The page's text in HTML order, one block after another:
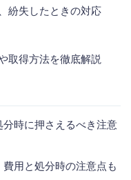
紛失したときの対応
取得方法を徹底解説
時に押さえるべき注意
用と処分時の注意点も